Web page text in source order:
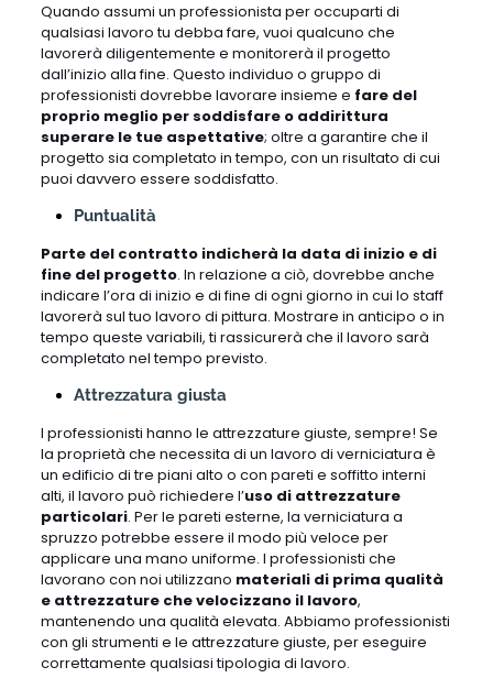
Quando assumi un professionista per occuparti di
qualsiasi lavoro tu debba fare, vuoi qualcuno che
lavorerà diligentemente e monitorerà il progetto
dall’inizio alla fine. Questo individuo o gruppo di
professionisti dovrebbe lavorare insieme e fare del
proprio meglio per soddisfare o addirittura
superare le tue aspettative; oltre a garantire che il
progetto sia completato in tempo, con un risultato di cui
puoi davvero essere soddisfatto.
Puntualità
Parte del contratto indicherà la data di inizio e di
fine del progetto. In relazione a ciò, dovrebbe anche
indicare l’ora di inizio e di fine di ogni giorno in cui lo staff
lavorerà sul tuo lavoro di pittura. Mostrare in anticipo o in
tempo queste variabili, ti rassicurerà che il lavoro sarà
completato nel tempo previsto.
Attrezzatura giusta
I professionisti hanno le attrezzature giuste, sempre! Se
la proprietà che necessita di un lavoro di verniciatura è
un edificio di tre piani alto o con pareti e soffitto interni
alti, il lavoro può richiedere l’uso di attrezzature
particolari. Per le pareti esterne, la verniciatura a
spruzzo potrebbe essere il modo più veloce per
applicare una mano uniforme. I professionisti che
lavorano con noi utilizzano materiali di prima qualità
e attrezzature che velocizzano il lavoro,
mantenendo una qualità elevata. Abbiamo professionisti
con gli strumenti e le attrezzature giuste, per eseguire
correttamente qualsiasi tipologia di lavoro.